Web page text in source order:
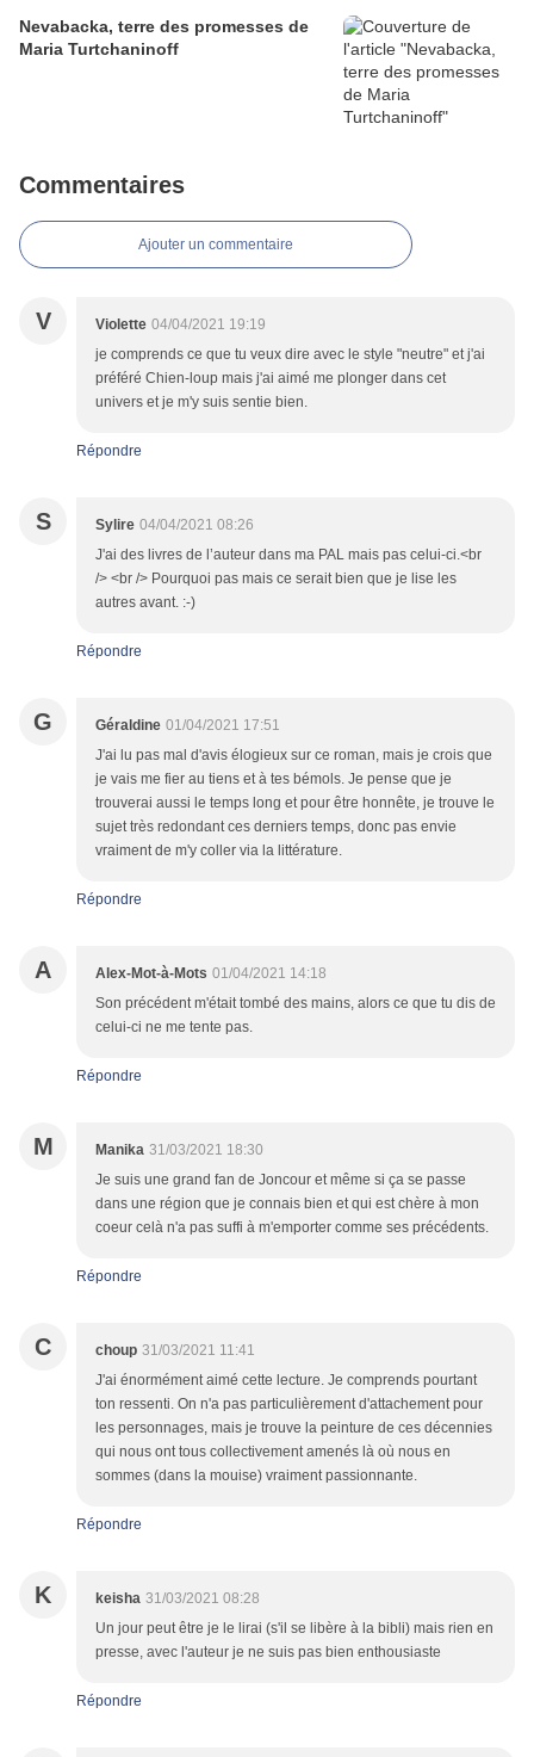
Nevabacka, terre des promesses de
Maria Turtchaninoff
Commentaires
Ajouter un commentaire
V Violette 04/04/2021 19:19
je comprends ce que tu veux dire avec le style "neutre" et j'ai
préféré Chien-loup mais j'ai aimé me plonger dans cet
univers et je m'y suis sentie bien.
Répondre
S Sylire 04/04/2021 08:26
J'ai des livres de l’auteur dans ma PAL mais pas celui-ci.<br
/> <br /> Pourquoi pas mais ce serait bien que je lise les
autres avant. :-)
Répondre
G Géraldine 01/04/2021 17:51
J'ai lu pas mal d'avis élogieux sur ce roman, mais je crois que
je vais me fier au tiens et à tes bémols. Je pense que je
trouverai aussi le temps long et pour être honnête, je trouve le
sujet très redondant ces derniers temps, donc pas envie
vraiment de m'y coller via la littérature.
Répondre
A Alex-Mot-à-Mots 01/04/2021 14:18
Son précédent m'était tombé des mains, alors ce que tu dis de
celui-ci ne me tente pas.
Répondre
M Manika 31/03/2021 18:30
Je suis une grand fan de Joncour et même si ça se passe
dans une région que je connais bien et qui est chère à mon
coeur celà n'a pas suffi à m'emporter comme ses précédents.
Répondre
C choup 31/03/2021 11:41
J'ai énormément aimé cette lecture. Je comprends pourtant
ton ressenti. On n'a pas particulièrement d'attachement pour
les personnages, mais je trouve la peinture de ces décennies
qui nous ont tous collectivement amenés là où nous en
sommes (dans la mouise) vraiment passionnante.
Répondre
K keisha 31/03/2021 08:28
Un jour peut être je le lirai (s'il se libère à la bibli) mais rien en
presse, avec l'auteur je ne suis pas bien enthousiaste
Répondre